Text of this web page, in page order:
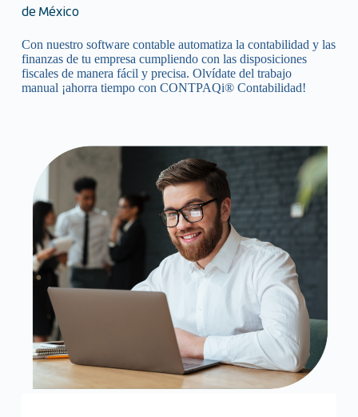
de México
Con nuestro software contable automatiza la contabilidad y las
finanzas de tu empresa cumpliendo con las disposiciones
fiscales de manera fácil y precisa. Olvídate del trabajo
manual ¡ahorra tiempo con CONTPAQi® Contabilidad!